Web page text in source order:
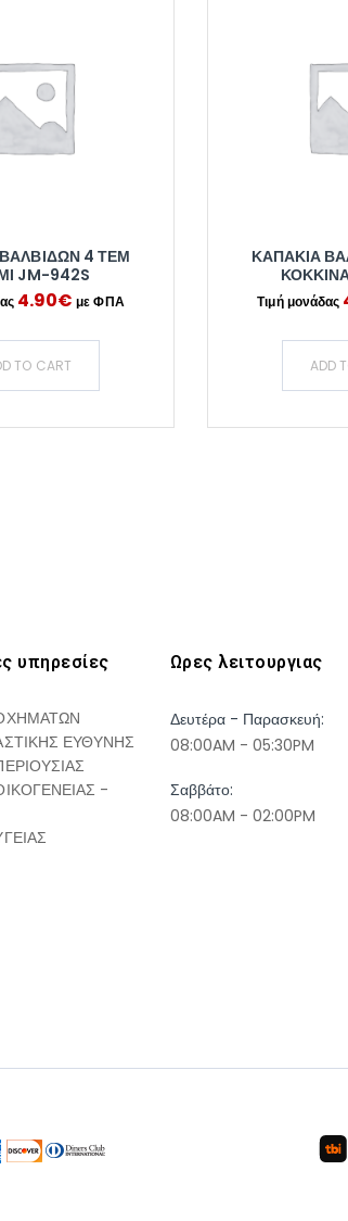
4 ΤΕΜ
JM-942S
4.90€
TO CART
ΚΑΠΑΚΙΑ
ADD
υπηρεσίες
ΕΥΘΥΝΗΣ
-
Ωρες λειτουργιας
Δευτέρα - Παρασκευή:
08:00AM - 05:30PM
Σαββάτο:
08:00AM - 02:00PM